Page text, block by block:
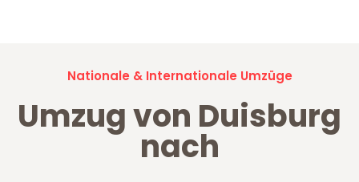
Nationale & Internationale Umzüge
Umzug von Duisburg
nach